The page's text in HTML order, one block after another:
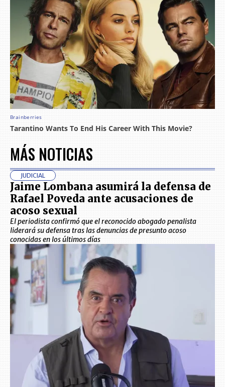
MÁS NOTICIAS
JUDICIAL
Jaime Lombana asumirá la defensa de
Rafael Poveda ante acusaciones de
acoso sexual
El periodista confirmó que el reconocido abogado penalista
liderará su defensa tras las denuncias de presunto acoso
conocidas en los últimos días